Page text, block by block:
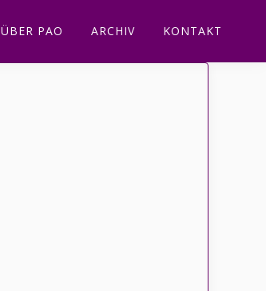
ÜBER PAO ARCHIV KONTAKT